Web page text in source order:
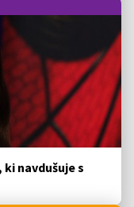
navdušuje s